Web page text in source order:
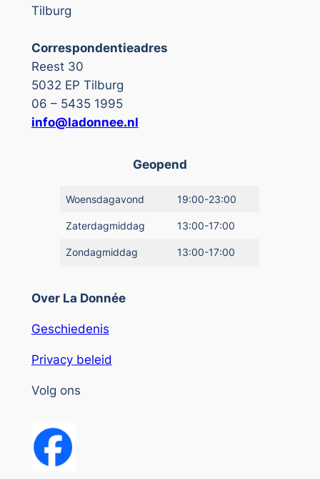
Tilburg
Correspondentieadres
Reest 30
5032 EP Tilburg
06 – 5435 1995
info@ladonnee.nl
Geopend
Woensdagavond 19:00-23:00
Zaterdagmiddag 13:00-17:00
Zondagmiddag 13:00-17:00
Over La Donnée
Geschiedenis
Privacy beleid
Volg ons